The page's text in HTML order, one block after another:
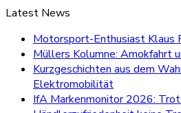
Latest News
Motorsport-Enthusiast Klaus
Müllers Kolumne: Amokfahrt
Kurzgeschichten aus dem
Elektromobilität
IfA Markenmonitor 2026: